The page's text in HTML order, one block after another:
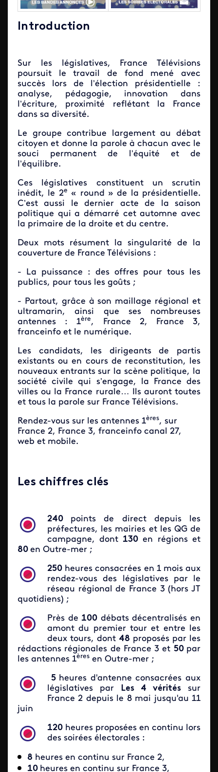
Introduction
Sur les législatives, France Télévisions
poursuit le travail de fond mené avec
succès lors de l’élection présidentielle :
analyse, pédagogie, innovation dans
l’écriture, proximité reflétant la France
dans sa diversité.
Le groupe contribue largement au débat
citoyen et donne la parole à chacun avec le
souci permanent de l’équité et de
l’équilibre.
Ces législatives constituent un scrutin
inédit, le 2e
« round » de la présidentielle.
C’est aussi le dernier acte de la saison
politique qui a démarré cet automne avec
la primaire de la droite et du centre.
Deux mots résument la singularité de la
couverture de France Télévisions :
- La puissance : des offres pour tous les
publics, pour tous les goûts ;
- Partout, grâce à son maillage régional et
ultramarin, ainsi que ses nombreuses
antennes : 1ère, France 2, France 3,
franceinfo et le numérique.
Les candidats, les dirigeants de partis
existants ou en cours de reconstitution, les
nouveaux entrants sur la scène politique, la
société civile qui s’engage, la France des
villes ou la France rurale… Ils auront toutes
et tous la parole sur France Télévisions.
Rendez-vous sur les antennes 1ères, sur
France 2, France 3, franceinfo canal 27,
web et mobile.
Les chiffres clés
240 points de direct depuis les
préfectures, les mairies et les QG de
campagne, dont 130en régions et
80 en Outre-mer ;
250 heures consacrées en 1 mois aux
rendez-vous des législatives par le
réseau régional de France 3 (hors JT
quotidiens) ;
Près de 100 débats décentralisés en
amont du premier tour et entre les
deux tours, dont 48 proposés par les
rédactions régionales de France 3 et 50 par
les antennes 1ères en Outre-mer ;
5 heures d'antenne consacrées aux
législatives par
Les 4 vérités sur
France 2 depuis le 8 mai jusqu'au 11
juin
120 heures proposées en continu lors
des soirées électorales :
8 heures en continu sur France 2,
10 heures en continu sur France 3,